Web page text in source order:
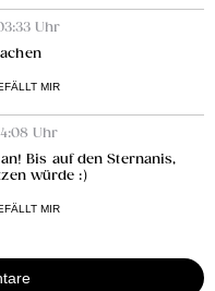
Uhr
MIR
Uhr
Bis auf den Sternanis,
würde :)
MIR